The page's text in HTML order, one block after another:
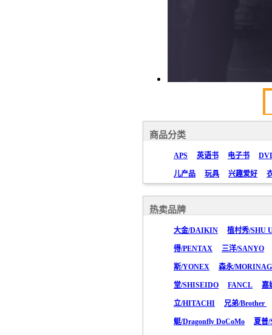
商品分类
APS 英语书 电子书
儿产品 玩具 兴趣爱好
热卖品牌
大金/DAIKIN 植村秀/SHU
得/PENTAX 三洋/SANYO
斯/YONEX 森永/
堂/SHISEIDO FANCL 嘉
立/HITACHI 兄弟/Brother
蜓/Dragonfly DoCoMo 夏普/